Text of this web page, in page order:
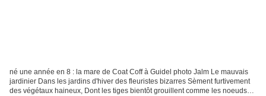
né une année en 8 : la mare de Coat Coff à Guidel photo Jalm Le mauvais
jardinier Dans les jardins d'hiver des fleuristes bizarres Sèment furtivement
des végétaux haineux, Dont les tiges bientôt grouillent comme les noeuds